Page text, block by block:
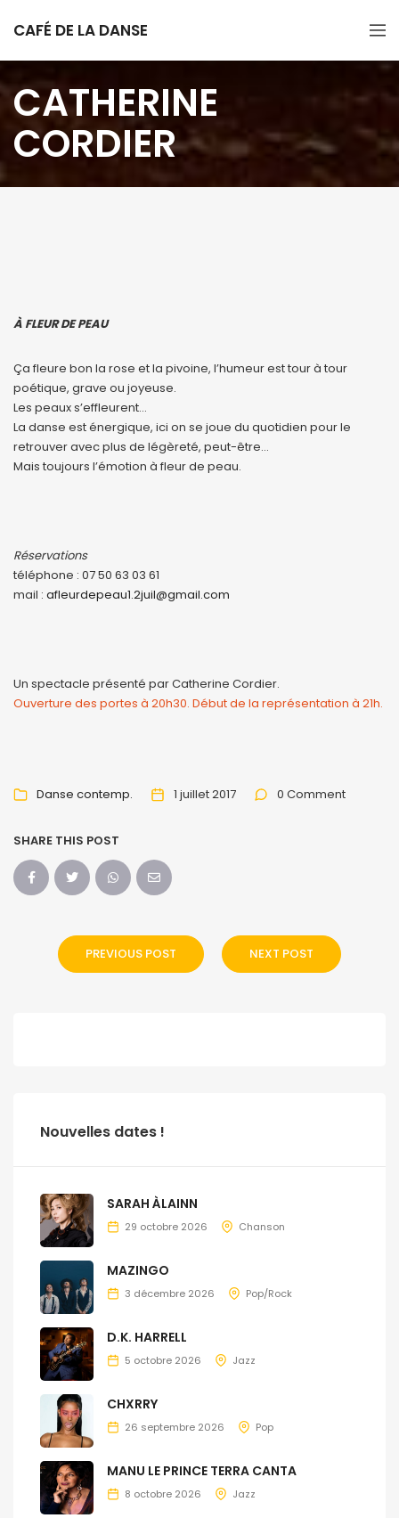
CAFÉ DE LA DANSE
CATHERINE
CORDIER
À FLEUR DE PEAU
Ça fleure bon la rose et la pivoine, l’humeur est tour à tour
poétique, grave ou joyeuse.
Les peaux s’effleurent…
La danse est énergique, ici on se joue du quotidien pour le
retrouver avec plus de légèreté, peut-être…
Mais toujours l’émotion à fleur de peau.
Réservations
téléphone : 07 50 63 03 61
mail : afleurdepeau1.2juil@gmail.com
Un spectacle présenté par Catherine Cordier.
Ouverture des portes à 20h30. Début de la représentation à 21h.
Danse contemp. 1 juillet 2017 0 Comment
SHARE THIS POST
PREVIOUS POST NEXT POST
Nouvelles dates !
SARAH ÀLAINN
29 octobre 2026 Chanson
MAZINGO
3 décembre 2026 Pop/Rock
D.K. HARRELL
5 octobre 2026 Jazz
CHXRRY
26 septembre 2026 Pop
MANU LE PRINCE TERRA CANTA
8 octobre 2026 Jazz